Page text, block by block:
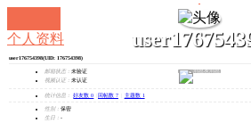
发消息
个人资料
user176754398(UID: 176754398)
邮箱状态： 未验证
视频认证： 未认证
统计信息： 好友数 0 回帖数 7 主题数 1
性别： 保密
生日： -